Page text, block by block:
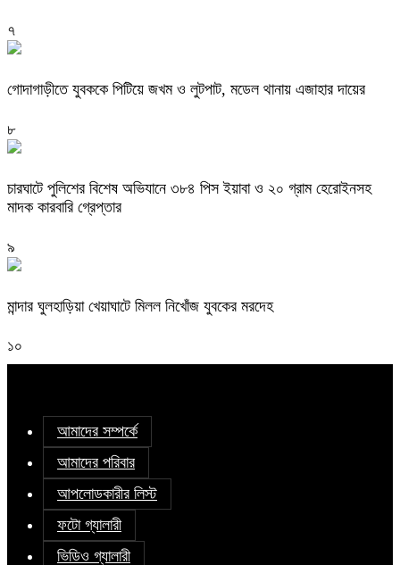
৭
গোদাগাড়ীতে যুবককে পিটিয়ে জখম ও লুটপাট, মডেল থানায় এজাহার দায়ের
৮
চারঘাটে পুলিশের বিশেষ অভিযানে ৩৮৪ পিস ইয়াবা ও ২০ গ্রাম হেরোইনসহ
মাদক কারবারি গ্রেপ্তার
৯
মান্দার ঘুলহাড়িয়া খেয়াঘাটে মিলল নিখোঁজ যুবকের মরদেহ
১০
আমাদের সম্পর্কে
আমাদের পরিবার
আপলোডকারীর লিস্ট
ফটো গ্যালারী
ভিডিও গ্যালারী